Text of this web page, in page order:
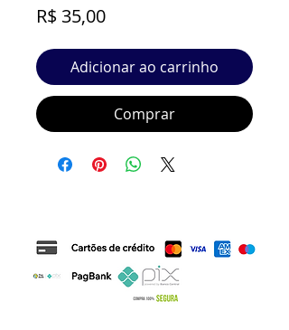
R$ 35,00Preço
Adicionar ao carrinho
Comprar